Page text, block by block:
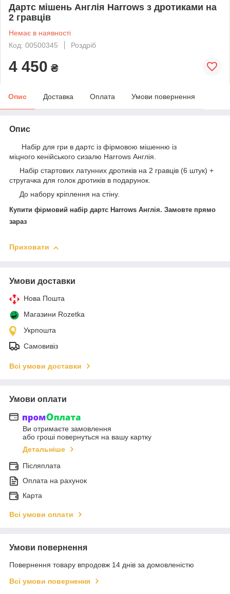
Дартс мішень Англія Harrows з дротиками на
2 гравців
Немає в наявності
Код: 00500345
Роздріб
4 450 ₴
Опис Доставка Оплата Умови повернення
Опис
Набір для гри в дартс із фірмовою мішенню із
міцного кенійського сизалю Harrows Англія.
Набір стартових латунних дротиків на 2 гравців (6 штук) +
стругачка для голок дротиків в подарунок.
До набору кріплення на стіну.
Купити фірмовий набір дартс Harrows Англія. Замовте прямо
зараз
Приховати
Умови доставки
Нова Пошта
Магазини Rozetka
Укрпошта
Самовивіз
Всі умови доставки
Умови оплати
Ви отримаєте замовлення
або гроші повернуться на вашу картку
Детальніше
Післяплата
Оплата на рахунок
Карта
Всі умови оплати
Умови повернення
Повернення товару впродовж 14 днів за домовленістю
Всі умови повернення